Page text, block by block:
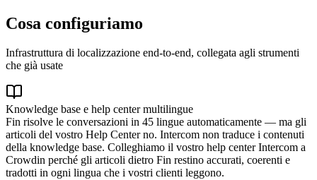
Cosa configuriamo
Infrastruttura di localizzazione end-to-end, collegata agli strumenti
che già usate
Knowledge base e help center multilingue
Fin risolve le conversazioni in 45 lingue automaticamente — ma gli
articoli del vostro Help Center no. Intercom non traduce i contenuti
della knowledge base. Colleghiamo il vostro help center Intercom a
Crowdin perché gli articoli dietro Fin restino accurati, coerenti e
tradotti in ogni lingua che i vostri clienti leggono.